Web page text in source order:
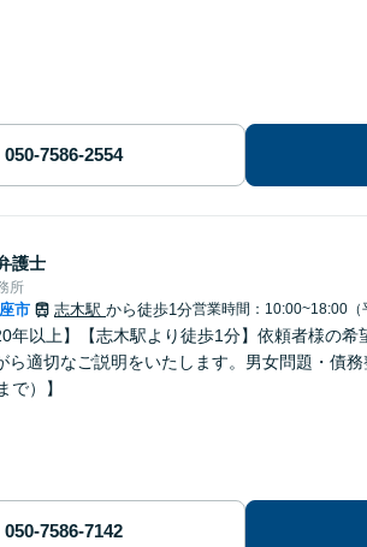
護士
所
市 志木駅 から徒歩1分営業時間：10:00~18:00（
年以上】【志木駅より徒歩1分】依頼者様の
ら適切なご説明をいたします。男女問題・債
で）】